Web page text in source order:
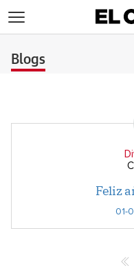
Blogs
Feliz
01-